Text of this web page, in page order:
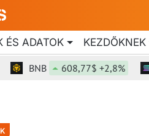
ÉS ADATOK KEZDŐKNEK
BNB 608,77$ +2,8%